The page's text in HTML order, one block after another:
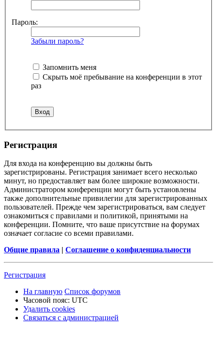
Пароль:
Забыли пароль?
Запомнить меня
Скрыть моё пребывание на конференции в этот
раз
Регистрация
Для входа на конференцию вы должны быть
зарегистрированы. Регистрация занимает всего несколько
минут, но предоставляет вам более широкие возможности.
Администратором конференции могут быть установлены
также дополнительные привилегии для зарегистрированных
пользователей. Прежде чем зарегистрироваться, вам следует
ознакомиться с правилами и политикой, принятыми на
конференции. Помните, что ваше присутствие на форумах
означает согласие со всеми правилами.
Общие правила | Соглашение о конфиденциальности
Регистрация
На главную Список форумов
Часовой пояс: UTC
Удалить cookies
Связаться
Связаться с администрацией